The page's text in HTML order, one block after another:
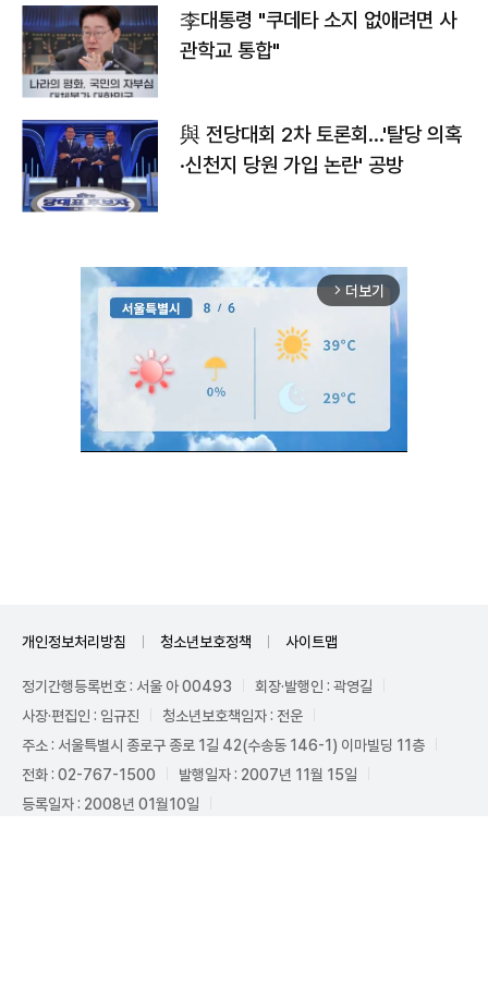
李대통령 "쿠데타 소지 없애려면 사
관학교 통합"
與 전당대회 2차 토론회…'탈당 의혹
·신천지 당원 가입 논란' 공방
arrow_forward_ios 더보기
개인정보처리방침 청소년보호정책 사이트맵
정기간행등록번호 : 서울 아 00493
회장·발행인 : 곽영길
사장·편집인 : 임규진
청소년보호책임자 : 전운
주소 : 서울특별시 종로구 종로 1길 42(수송동 146-1) 이마빌딩 11층
전화 : 02-767-1500
발행일자 : 2007년 11월 15일
등록일자 : 2008년 01월10일